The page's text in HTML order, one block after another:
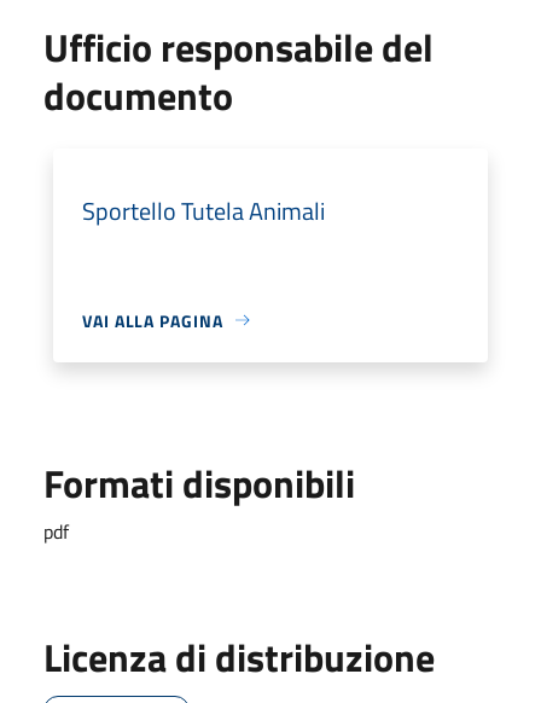
Ufficio responsabile del
documento
Sportello Tutela Animali
VAI ALLA PAGINA
Formati disponibili
pdf
Licenza di distribuzione